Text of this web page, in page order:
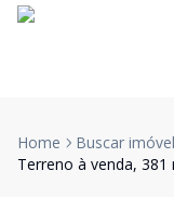
Home
Buscar imóvel
Terreno à venda, 381